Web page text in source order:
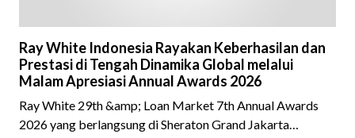
Ray White Indonesia Rayakan Keberhasilan dan
Prestasi di Tengah Dinamika Global melalui
Malam Apresiasi Annual Awards 2026
Ray White 29th &amp; Loan Market 7th Annual Awards
2026 yang berlangsung di Sheraton Grand Jakarta